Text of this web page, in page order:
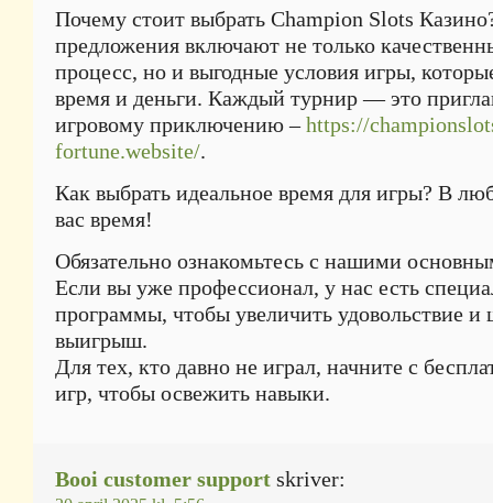
Почему стоит выбрать Champion Slots
предложения включают не только
процесс, но и выгодные условия игры,
время и деньги. Каждый турнир — это
игровому приключению –https://
fortune.website/.
Как выбрать идеальное время для игры? В
вас время!
Обязательно ознакомьтесь с нашими
Если вы уже профессионал, у нас есть
программы, чтобы увеличить удовольствие и
выигрыш.
Для тех, кто давно не играл, начните с
игр, чтобы освежить навыки.
Booi customer support skriver: